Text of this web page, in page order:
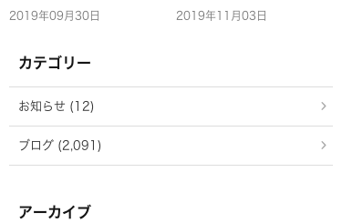
2019年09月30日 2019年11月03日
カテゴリー
お知らせ (12)
ブログ (2,091)
アーカイブ